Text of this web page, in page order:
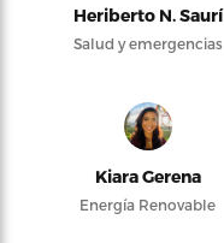
Heriberto N. Saurí
Salud y emergencias
Kiara Gerena
Energía Renovable